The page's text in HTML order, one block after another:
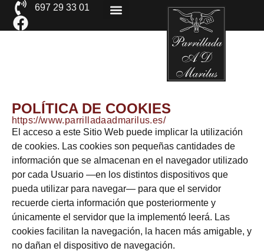
697 29 33 01
POLÍTICA DE COOKIES
https://www.parrilladaadmarilus.es/
El acceso a este Sitio Web puede implicar la utilización
de cookies. Las cookies son pequeñas cantidades de
información que se almacenan en el navegador utilizado
por cada Usuario —en los distintos dispositivos que
pueda utilizar para navegar— para que el servidor
recuerde cierta información que posteriormente y
únicamente el servidor que la implementó leerá. Las
cookies facilitan la navegación, la hacen más amigable, y
no dañan el dispositivo de navegación.